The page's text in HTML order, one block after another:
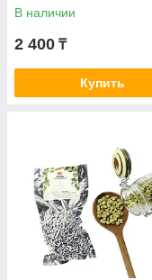
В наличии
2 400 ₸
Купить